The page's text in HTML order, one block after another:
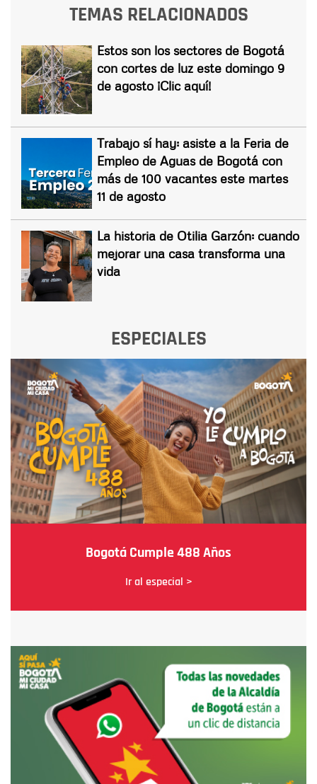
TEMAS RELACIONADOS
Estos son los sectores de Bogotá
con cortes de luz este domingo 9
de agosto ¡Clic aquí!
Trabajo sí hay: asiste a la Feria de
Empleo de Aguas de Bogotá con
más de 100 vacantes este martes
11 de agosto
La historia de Otilia Garzón: cuando
mejorar una casa transforma una
vida
ESPECIALES
Bogotá Cumple 488 Años
Ir al especial >